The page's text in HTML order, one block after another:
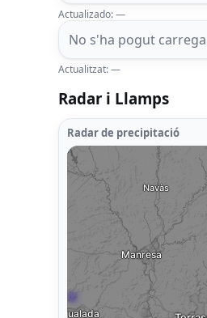
Actualizado: —
No s'ha pogut
Actualitzat: —
Radar i Llamps
Radar de precipitació